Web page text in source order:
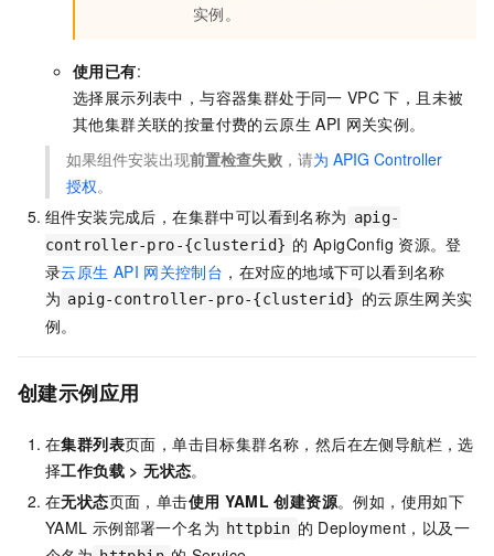
实例。
使用已有:
选择展示列表中，与容器集群处于同一 VPC 下，且未被
其他集群关联的按量付费的云原生 API 网关实例。
如果组件安装出现前置检查失败 ，请为 APIG Controller
授权。
组件安装完成后，在集群中可以看到名称为 apig-
controller-pro-{clusterid} 的 ApigConfig 资源。登
录云原生 API 网关控制台 ，在对应的地域下可以看到名称
为 apig-controller-pro-{clusterid} 的云原生网关实
例。
创建示例应用
在集群列表页面，单击目标集群名称，然后在左侧导航栏，选
择工作负载 >无状态。
在无状态页面，单击使用 YAML 创建资源。例如，使用如下
YAML 示例部署一个名为 httpbin 的 Deployment，以及一